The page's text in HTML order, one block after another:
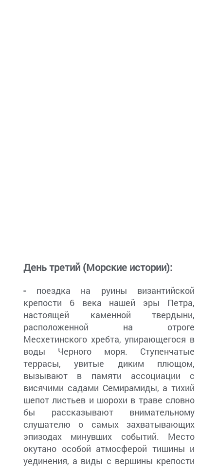
День третий (Морские истории):
- поездка на руины византийской
крепости 6 века нашей эры Петра,
настоящей каменной твердыни,
расположенной на отроге
Месхетинского хребта, упирающегося в
воды Черного моря. Ступенчатые
террасы, увитые диким плющом,
вызывают в памяти ассоциации с
висячими садами Семирамиды, а тихий
шепот листьев и шорохи в траве словно
бы рассказывают внимательному
слушателю о самых захватывающих
эпизодах минувших событий. Место
окутано особой атмосферой тишины и
уединения, а виды с вершины крепости